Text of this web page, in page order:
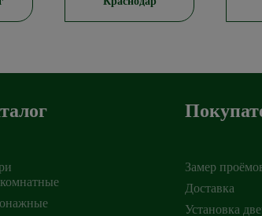
Замер
Доставка
Установка